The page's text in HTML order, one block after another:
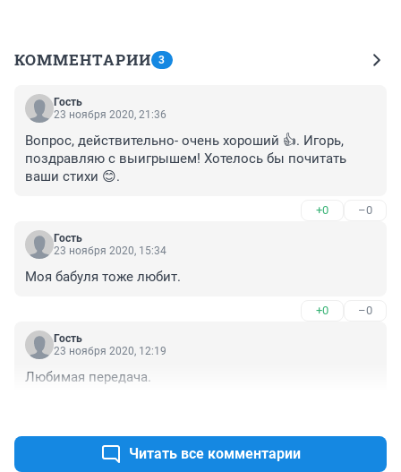
КОММЕНТАРИИ 3
Гость
23 ноября 2020, 21:36
Вопрос, действительно- очень хороший 👍. Игорь,
поздравляю с выигрышем! Хотелось бы почитать
ваши стихи 😊.
+0 –0
Гость
23 ноября 2020, 15:34
Моя бабуля тоже любит.
+0 –0
Гость
23 ноября 2020, 12:19
Любимая передача.
Читать все комментарии